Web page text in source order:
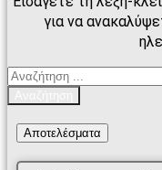
για να
Search
...
Αποτελέσματα